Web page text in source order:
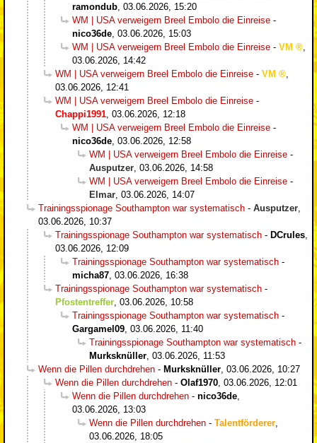
ramondub 03.06.2026, 15:20
WM | USA verweigern Breel Embolo die Einreise -
nico36de 03.06.2026, 15:03
WM | USA verweigern Breel Embolo die Einreise - VM
03.06.2026, 14:42
WM | USA verweigern Breel Embolo die Einreise - VM
03.06.2026, 12:41
WM | USA verweigern Breel Embolo die Einreise -
Chappi1991 03.06.2026, 12:18
WM | USA verweigern Breel Embolo die Einreise -
nico36de 03.06.2026, 12:58
WM | USA verweigern Breel Embolo die Einreise -
Ausputzer 03.06.2026, 14:58
WM | USA verweigern Breel Embolo die Einreise -
Elmar 03.06.2026, 14:07
Trainingsspionage Southampton war systematisch - Ausputzer
03.06.2026, 10:37
Trainingsspionage Southampton war systematisch - DCrules
03.06.2026, 12:09
Trainingsspionage Southampton war systematisch -
micha87 03.06.2026, 16:38
Trainingsspionage Southampton war systematisch -
Pfostentreffer 03.06.2026, 10:58
Trainingsspionage Southampton war systematisch -
Gargamel09 03.06.2026, 11:40
Trainingsspionage Southampton war systematisch -
Murksknüller 03.06.2026, 11:53
Wenn die Pillen durchdrehen - Murksknüller 03.06.2026, 10:27
Wenn die Pillen durchdrehen - Olaf1970 03.06.2026, 12:01
Wenn die Pillen durchdrehen - nico36de
03.06.2026, 13:03
Wenn die Pillen durchdrehen - Talentförderer
03.06.2026, 18:05